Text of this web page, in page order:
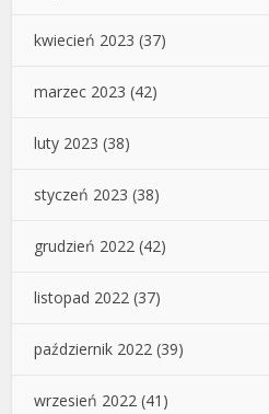
kwiecień 2023 (37)
marzec 2023 (42)
luty 2023 (38)
styczeń 2023 (38)
grudzień 2022 (42)
listopad 2022 (37)
październik 2022 (39)
wrzesień 2022 (41)